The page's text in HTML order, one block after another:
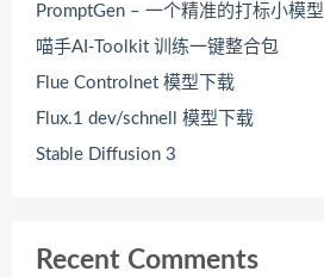
PromptGen – 一个精准的打标小模型
喵手AI-Toolkit 训练一键整合包
Flue Controlnet 模型下载
Flux.1 dev/schnell 模型下载
Stable Diffusion 3
Recent Comments